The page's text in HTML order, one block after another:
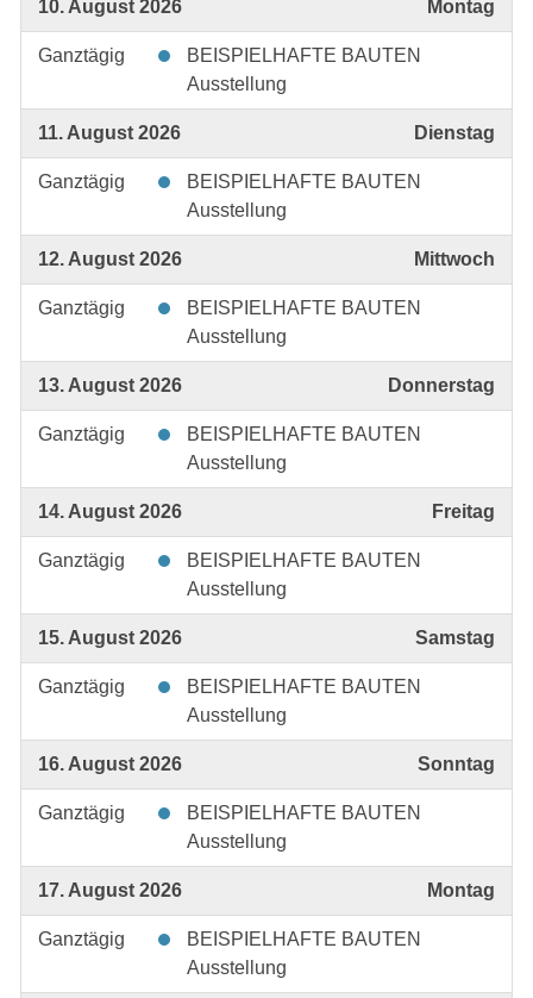
10. August 2026 Montag
Ganztägig
BEISPIELHAFTE BAUTEN
Ausstellung
11. August 2026 Dienstag
Ganztägig
BEISPIELHAFTE BAUTEN
Ausstellung
12. August 2026 Mittwoch
Ganztägig
BEISPIELHAFTE BAUTEN
Ausstellung
13. August 2026 Donnerstag
Ganztägig
BEISPIELHAFTE BAUTEN
Ausstellung
14. August 2026 Freitag
Ganztägig
BEISPIELHAFTE BAUTEN
Ausstellung
15. August 2026 Samstag
Ganztägig
BEISPIELHAFTE BAUTEN
Ausstellung
16. August 2026 Sonntag
Ganztägig
BEISPIELHAFTE BAUTEN
Ausstellung
17. August 2026 Montag
Ganztägig
BEISPIELHAFTE BAUTEN
Ausstellung